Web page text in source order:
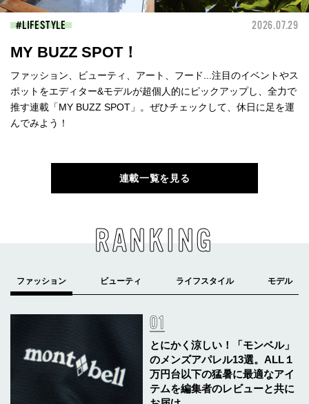
LIFESTYLE 2026.07.29
MY BUZZ SPOT！
ファッション、ビューティ、アート、フード...注目のイベントやス
ポットをエディター&モデルが超個人的にピックアップし、全力で
推す連載「MY BUZZ SPOT」。ぜひチェックして、休日に足を運
んでみよう！
連載一覧を見る
RANKING
とにかく涼しい！「モンベル」
のメンズアパレル13選。ALL１
万円台以下の猛暑に最適なアイ
テムを編集者のレビューと共に